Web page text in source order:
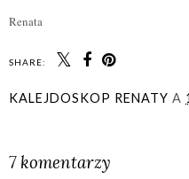
Renata
SHARE:
KALEJDOSKOP RENATY A
7 komentarzy